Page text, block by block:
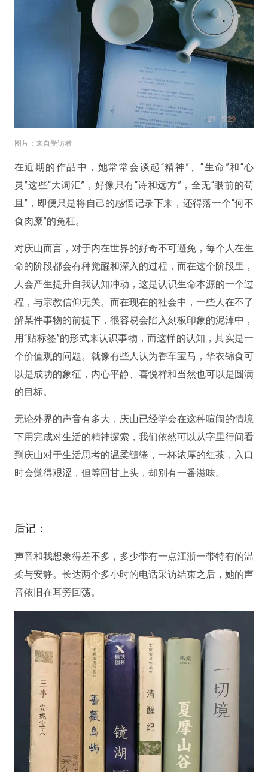
图片：来自受访者
在近期的作品中，她常常会谈起“精神”、“生命”和“心
灵”这些“大词汇”，好像只有“诗和远方”，全无“眼前的苟
且”，即便只是将自己的感悟记录下来，还得落一个“何不
食肉糜”的冤枉。
对庆山而言，对于内在世界的好奇不可避免，每个人在生
命的阶段都会有种觉醒和深入的过程，而在这个阶段里，
人会产生提升自我认知冲动，这是认识生命本源的一个过
程，与宗教信仰无关。而在现在的社会中，一些人在不了
解某件事物的前提下，很容易会陷入刻板印象的泥淖中，
用“贴标签”的形式来认识事物，而这样的认知，其实是一
个价值观的问题。就像有些人认为香车宝马，华衣锦食可
以是成功的象征，内心平静、喜悦祥和当然也可以是圆满
的目标。
无论外界的声音有多大，庆山已经学会在这种喧闹的情境
下用完成对生活的精神探索，我们依然可以从字里行间看
到庆山对于生活思考的温柔缱绻，一杯浓厚的红茶，入口
时会觉得艰涩，但等回甘上头，却别有一番滋味。
后记：
声音和我想象得差不多，多少带有一点江浙一带特有的温
柔与安静。长达两个多小时的电话采访结束之后，她的声
音依旧在耳旁回荡。